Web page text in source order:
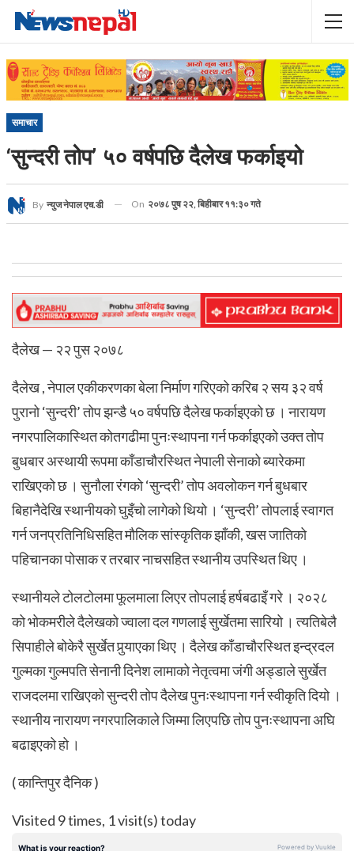
समाचार
‘सुन्दरी तोप’ ५० वर्षपछि दैलेख फर्काइयो
By न्युज नेपाल एच.डी On २०७८ पुष २२, बिहीबार ११:३० गते
दैलेख — २२ पुस २०७८
दैलेख , नेपाल एकीकरणका बेला निर्माण गरिएको करिब २ सय ३२ वर्ष
पुरानो ‘सुन्दरी’ तोप झन्डै ५० वर्षपछि दैलेख फर्काइएको छ । नारायण
नगरपालिकास्थित कोतगढीमा पुनःस्थापना गर्न फर्काइएको उक्त तोप
बुधबार अस्थायी रूपमा काँडाचौरस्थित नेपाली सेनाको ब्यारेकमा
राखिएको छ । सुनौला रंगको ‘सुन्दरी’ तोप अवलोकन गर्न बुधबार
बिहानैदेखि स्थानीयको घुइँचो लागेको थियो । ‘सुन्दरी’ तोपलाई स्वागत
गर्न जनप्रतिनिधिसहित मौलिक सांस्कृतिक झाँकी, खस जातिको
पहिचानका पोसाक र तरबार नाचसहित स्थानीय उपस्थित थिए ।
स्थानीयले टोलटोलमा फूलमाला लिएर तोपलाई हर्षबढाइँ गरे । २०२८
को भोकमरीले दैलेखको ज्वाला दल गणलाई सुर्खेतमा सारियो । त्यतिबेलै
सिपाहीले बोकेरै सुर्खेत पुर्‍याएका थिए ।दैलेख काँडाचौरस्थित इन्द्रदल
गुल्मका गुल्मपति सेनानी दिनेश लामाको नेतृत्वमा जंगी अड्डाले सुर्खेत
राजदलमा राखिएको सुन्दरी तोप दैलेख पुनःस्थापना गर्न स्वीकृति दियो ।
स्थानीय नारायण नगरपालिकाले जिम्मा लिएपछि तोप पुनःस्थापना अघि
बढाइएको हो ।
( कान्तिपुर दैनिक )
Visited 9 times, 1 visit(s) today